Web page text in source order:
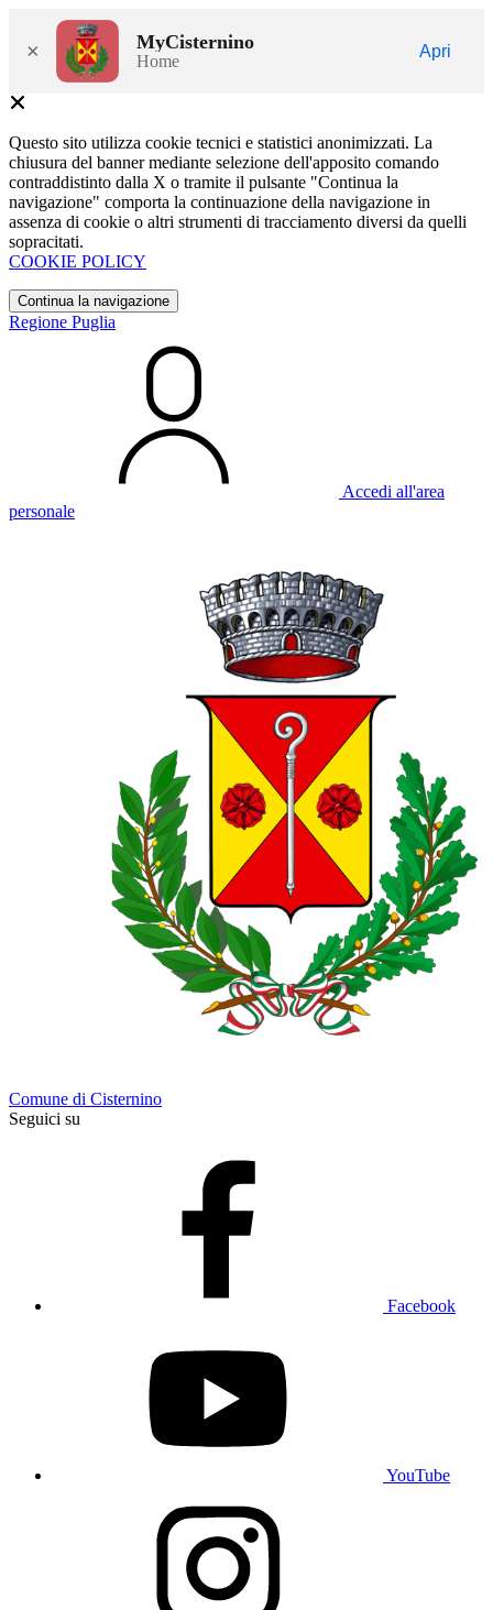
× MyCisternino
Home
Apri
Questo sito utilizza cookie tecnici e statistici anonimizzati. La
chiusura del banner mediante selezione dell'apposito comando
contraddistinto dalla X o tramite il pulsante "Continua la
navigazione" comporta la continuazione della navigazione in
assenza di cookie o altri strumenti di tracciamento diversi da quelli
sopracitati.
COOKIE POLICY
Continua la navigazione
Regione Puglia
Accedi all'area
personale
Comune di Cisternino
Seguici su
Facebook
YouTube